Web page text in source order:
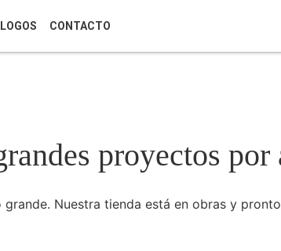
CONTACTO
proyectos por
grande. Nuestra tienda está en obras y